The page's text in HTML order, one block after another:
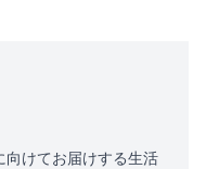
けてお届けする生活